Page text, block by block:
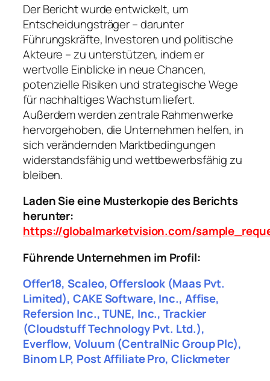
Der Bericht wurde entwickelt, um
Entscheidungsträger – darunter
Führungskräfte, Investoren und politische
Akteure – zu unterstützen, indem er
wertvolle Einblicke in neue Chancen,
potenzielle Risiken und strategische Wege
für nachhaltiges Wachstum liefert.
Außerdem werden zentrale Rahmenwerke
hervorgehoben, die Unternehmen helfen, in
sich verändernden Marktbedingungen
widerstandsfähig und wettbewerbsfähig zu
bleiben.
Laden Sie eine Musterkopie des Berichts
herunter:
https://globalmarketvision.com/
Führende Unternehmen im Profil:
Offer18, Scaleo, Offerslook (Maas Pvt.
Limited), CAKE Software, Inc., Affise,
Refersion Inc., TUNE, Inc., Trackier
(Cloudstuff Technology Pvt. Ltd.),
Everflow, Voluum (CentralNic Group Plc),
Binom LP, Post Affiliate Pro, Clickmeter